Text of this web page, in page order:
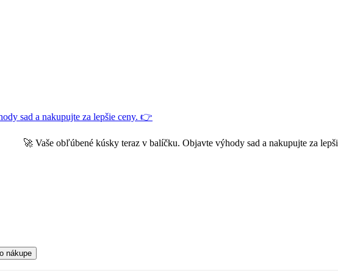
sad a nakupujte za lepšie ceny. 👉
🚀 Vaše obľúbené kúsky teraz v balíčku. Objavte výhody sad a nakupujte za
nákupe